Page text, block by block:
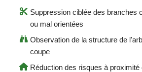
Suppression ciblée des branches
ou mal orientées
Observation de la structure de
coupe
Réduction des risques à